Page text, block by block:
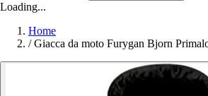
Loading...
Home
/ Giacca da moto Furygan Bjorn